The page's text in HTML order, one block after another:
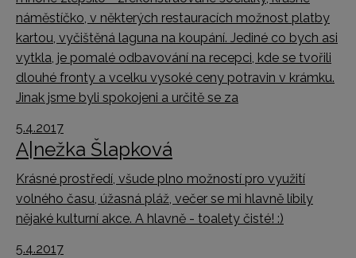
náměstíčko, v některých restauracích možnost platby
kartou, vyčištěná laguna na koupání. Jediné co bych asi
vytkla, je pomalé odbavování na recepci, kde se tvořili
dlouhé fronty a vcelku vysoké ceny potravin v krámku.
Jinak jsme byli spokojeni a určitě se za
5.4.2017
A|nežka Šlapková
Krásné prostředí, všude plno možností pro využití
volného času, úžasná pláž, večer se mi hlavně líbily
nějaké kulturní akce. A hlavně - toalety čisté! :)
5.4.2017